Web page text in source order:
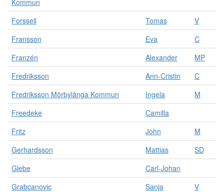
Kommun
Forssell Tomas
V
Fransson
Eva
C
Franzén
Alexander
MP
Fredriksson
Ann-Cristin
C
Fredriksson Mörbylånga Kommun
Ingela
M
Freedeke
Camilla
Fritz
John
M
Gerhardsson
Mattias
SD
Glebe
Carl-Johan
Grabcanovic
Sanja
V